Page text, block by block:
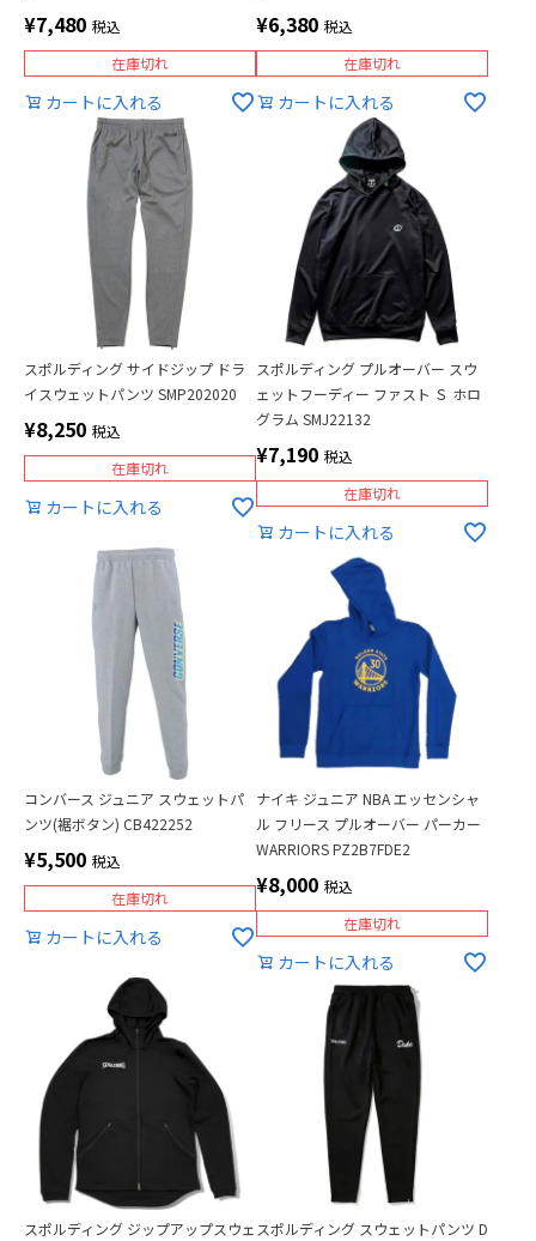
¥7,480 税込
在庫切れ
カートに入れる
¥6,380 税込
在庫切れ
カートに入れる
スポルディング サイドジップ ドラ
イスウェットパンツ SMP202020
¥8,250 税込
在庫切れ
カートに入れる
スポルディング プルオーバー スウ
ェットフーディー ファスト Ｓ ホロ
グラム SMJ22132
¥7,190 税込
在庫切れ
カートに入れる
コンバース ジュニア スウェットパ
ンツ(裾ボタン) CB422252
¥5,500 税込
在庫切れ
カートに入れる
ナイキ ジュニア NBA エッセンシャ
ル フリース プルオーバー パーカー
WARRIORS PZ2B7FDE2
¥8,000 税込
在庫切れ
カートに入れる
スポルディング ジップアップスウェ スポルディング スウェットパンツ D